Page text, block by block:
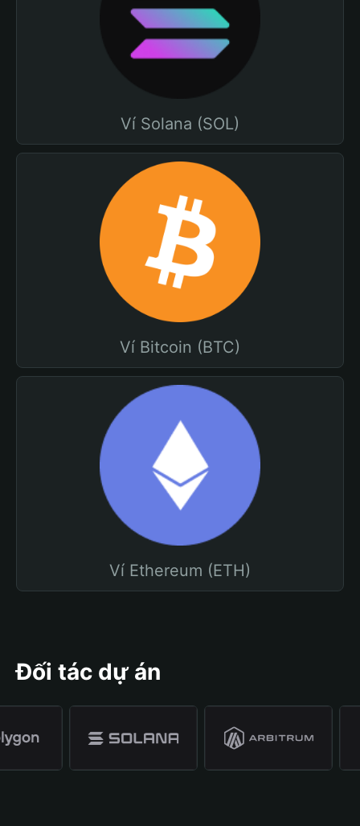
Ví Solana (SOL)
Ví Bitcoin (BTC)
Ví Ethereum (ETH)
Đối tác dự án